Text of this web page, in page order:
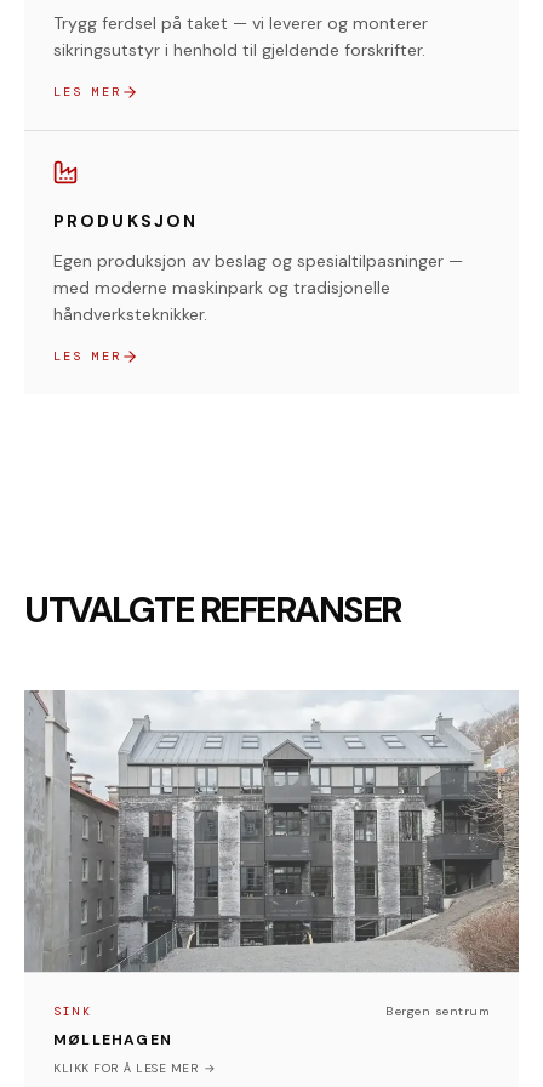
Trygg ferdsel på taket — vi leverer og monterer
sikringsutstyr i henhold til gjeldende forskrifter.
LES MER
PRODUKSJON
Egen produksjon av beslag og spesialtilpasninger —
med moderne maskinpark og tradisjonelle
håndverksteknikker.
LES MER
UTVALGTE REFERANSER
SINK Bergen sentrum
MØLLEHAGEN
KLIKK FOR Å LESE MER →
SINK
MØLLEHAGEN
I Molløesmauet, midt i Bergen, er et tidligere
industribygg i ferd med å få nytt liv. Den gamle
skofabrikken fra 1914 transformeres til eksklusive
leiligheter, der historisk karakter møter moderne
løsninger og solid håndverk. Prosjektet er nå halvveis
ferdigstilt, og utviklingen vitner om gjennomtenkte
Blikkenslagerarbeidet er utført som båndtekking i
sink, med materialene Quartz-Zinc og Anthra-Zinc fra
VMZINC. Sink er et naturmateriale med lang levetid,